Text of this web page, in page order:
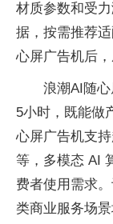
材质参数和受
据，按需推荐
心屏广告机后，
浪潮AI随
5小时，既能做
心屏广告机支
等，多模态 AI
费者使用需求
类商业服务场